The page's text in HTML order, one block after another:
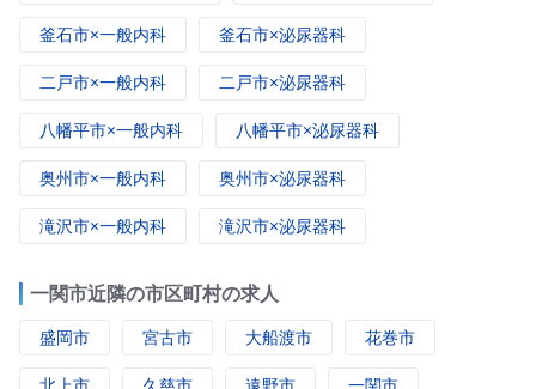
釜石市×一般内科 釜石市×泌尿器科
二戸市×一般内科 二戸市×泌尿器科
八幡平市×一般内科 八幡平市×泌尿器科
奥州市×一般内科 奥州市×泌尿器科
滝沢市×一般内科 滝沢市×泌尿器科
一関市近隣の市区町村の求人
盛岡市 宮古市 大船渡市 花巻市